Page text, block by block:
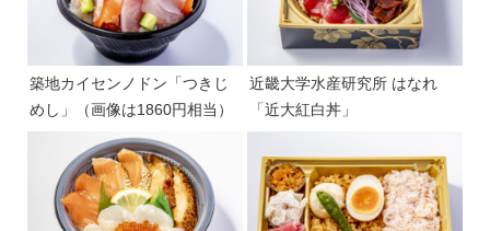
築地カイセンノドン「つきじ
めし」（画像は1860円相当）
近畿大学水産研究所 はなれ
「近大紅白丼」